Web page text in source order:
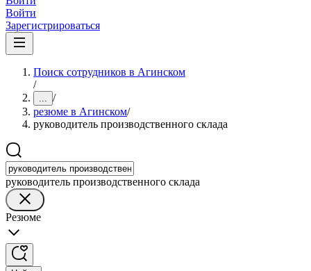
Войти
Зарегистрироваться
Поиск сотрудников в Агинском
/
... /
резюме в Агинском/
руководитель производственного склада
руководитель производственного склада
Резюме